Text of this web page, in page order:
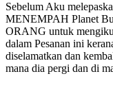
Sebelum Aku
MENEMPAH Planet
ORANG untuk
dalam Pesanan ini
diselamatkan dan
mana dia pergi dan di